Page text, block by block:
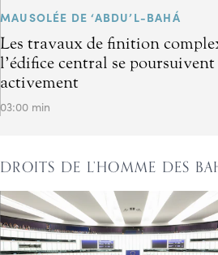
MAUSOLÉE DE ‘ABDU’L-BAHÁ
Les travaux de finition
l’édifice central se poursuivent
activement
03:00 min
DROITS DE L’HOMME DES